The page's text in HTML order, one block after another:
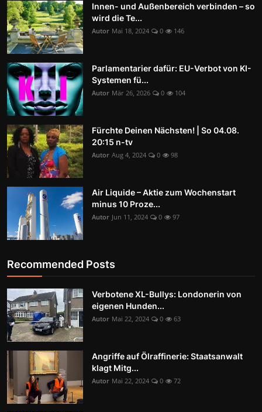
Innen- und Außenbereich verbinden – so
wird die Te...
Autor Mai 18, 2024 0 146
Parlamentarier dafür: EU-Verbot von KI-
Systemen fü...
Autor Mär 26, 2026 0 104
Fürchte Deinen Nächsten! | So 04.08.
20:15 n-tv
Autor Aug 4, 2024 0 98
Air Liquide – Aktie zum Wochenstart
minus 10 Proze...
Autor Jun 11, 2024 0 97
Recommended Posts
Verbotene XL-Bullys: Londonerin von
eigenen Hunden...
Autor Mai 22, 2024 0 63
Angriffe auf Ölraffinerie: Staatsanwalt
klagt Mitg...
Autor Mai 22, 2024 0 72